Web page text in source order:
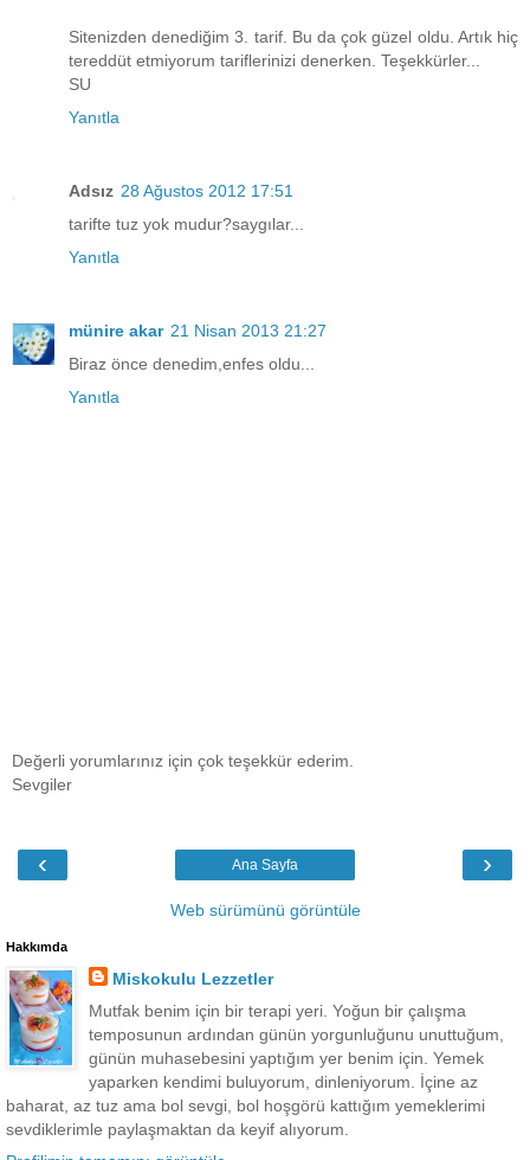
Sitenizden denediğim 3. tarif. Bu da çok güzel oldu. Artık hiç
tereddüt etmiyorum tariflerinizi denerken. Teşekkürler...
SU
Yanıtla
Adsız 28 Ağustos 2012 17:51
tarifte tuz yok mudur?saygılar...
Yanıtla
münire akar 21 Nisan 2013 21:27
Biraz önce denedim,enfes oldu...
Yanıtla
Değerli yorumlarınız için çok teşekkür ederim.
Sevgiler
‹ ›
Ana Sayfa
Web sürümünü görüntüle
Hakkımda
Miskokulu Lezzetler
Mutfak benim için bir terapi yeri. Yoğun bir çalışma
temposunun ardından günün yorgunluğunu unuttuğum,
günün muhasebesini yaptığım yer benim için. Yemek
yaparken kendimi buluyorum, dinleniyorum. İçine az
baharat, az tuz ama bol sevgi, bol hoşgörü kattığım yemeklerimi
sevdiklerimle paylaşmaktan da keyif alıyorum.